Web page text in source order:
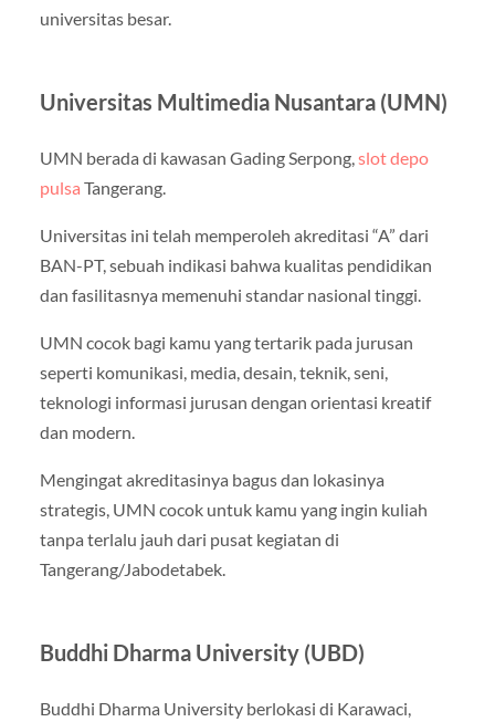
universitas besar.
Universitas Multimedia Nusantara (UMN)
UMN berada di kawasan Gading Serpong, slot depo
pulsa Tangerang.
Universitas ini telah memperoleh akreditasi “A” dari
BAN-PT, sebuah indikasi bahwa kualitas pendidikan
dan fasilitasnya memenuhi standar nasional tinggi.
UMN cocok bagi kamu yang tertarik pada jurusan
seperti komunikasi, media, desain, teknik, seni,
teknologi informasi jurusan dengan orientasi kreatif
dan modern.
Mengingat akreditasinya bagus dan lokasinya
strategis, UMN cocok untuk kamu yang ingin kuliah
tanpa terlalu jauh dari pusat kegiatan di
Tangerang/Jabodetabek.
Buddhi Dharma University (UBD)
Buddhi Dharma University berlokasi di Karawaci,